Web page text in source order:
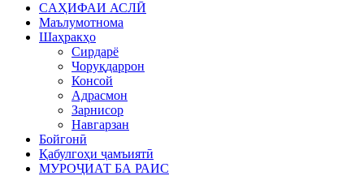
CАҲИФАИ АСЛӢ
Маълумотнома
Шаҳракҳо
Сирдарё
Чоруқдаррон
Консой
Адрасмон
Зарнисор
Навгарзан
Бойгонӣ
Қабулгоҳи ҷамъиятӣ
МУРОҶИАТ БА РАИС